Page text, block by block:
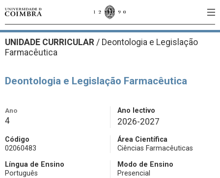
UNIDADE CURRICULAR / Deontologia e Legislação
Farmacêutica
Deontologia e Legislação Farmacêutica
Ano
4
Ano lectivo
2026-2027
Código
02060483
Área Científica
Ciências Farmacêuticas
Língua de Ensino
Português
Modo de Ensino
Presencial